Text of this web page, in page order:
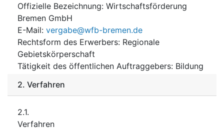
Offizielle Bezeichnung: Wirtschaftsförderung
Bremen GmbH
E-Mail: vergabe@wfb-bremen.de
Rechtsform des Erwerbers: Regionale
Gebietskörperschaft
Tätigkeit des öffentlichen Auftraggebers: Bildung
2. Verfahren
2.1.
Verfahren